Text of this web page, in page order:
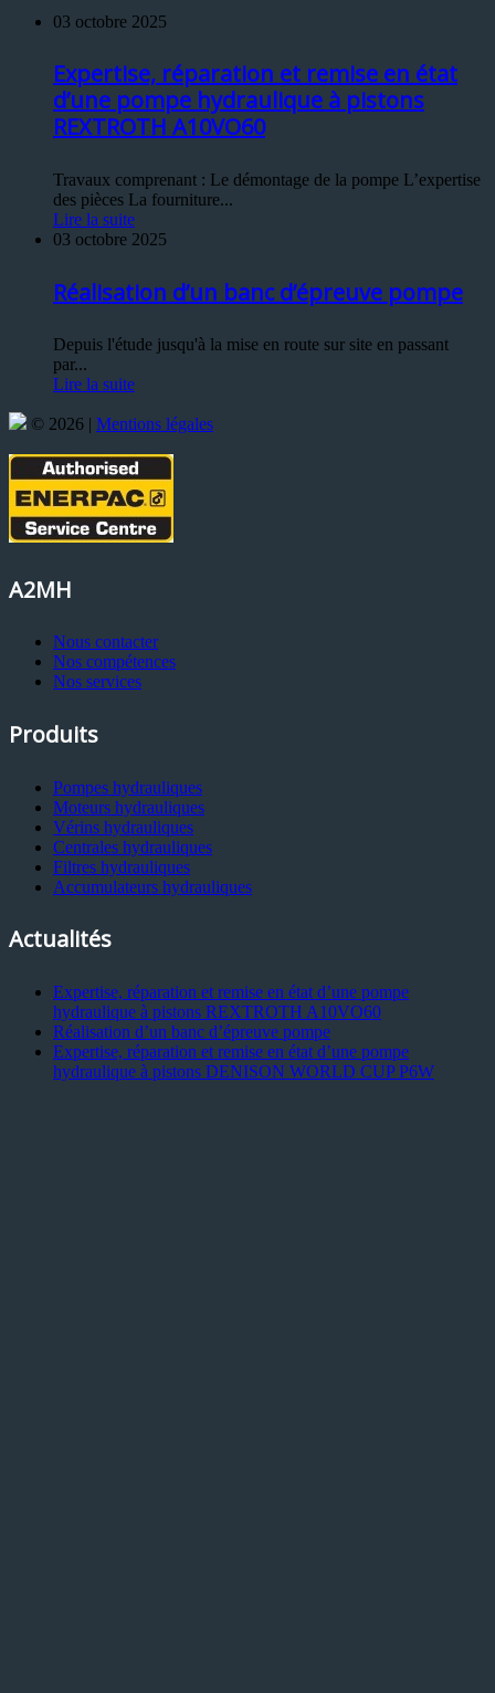
03 octobre 2025
Expertise, réparation et remise en état
d’une pompe hydraulique à pistons
REXTROTH A10VO60
Travaux comprenant : Le démontage de la pompe L’expertise
des pièces La fourniture...
Lire la suite
03 octobre 2025
Réalisation d’un banc d’épreuve pompe
Depuis l'étude jusqu'à la mise en route sur site en passant
par...
Lire la suite
© 2026 | Mentions légales
A2MH
Nous contacter
Nos compétences
Nos services
Produits
Pompes hydrauliques
Moteurs hydrauliques
Vérins hydrauliques
Centrales hydrauliques
Filtres hydrauliques
Accumulateurs hydrauliques
Actualités
Expertise, réparation et remise en état d’une pompe
hydraulique à pistons REXTROTH A10VO60
Réalisation d’un banc d’épreuve pompe
Expertise, réparation et remise en état d’une pompe
hydraulique à pistons DENISON WORLD CUP P6W